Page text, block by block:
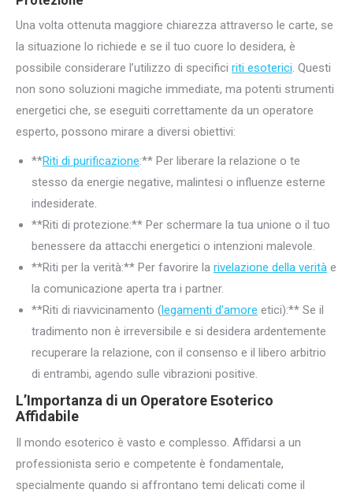
Una volta ottenuta maggiore chiarezza attraverso le carte, se
la situazione lo richiede e se il tuo cuore lo desidera, è
possibile considerare l’utilizzo di specifici riti esoterici. Questi
non sono soluzioni magiche immediate, ma potenti strumenti
energetici che, se eseguiti correttamente da un operatore
esperto, possono mirare a diversi obiettivi:
**Riti di purificazione:** Per liberare la relazione o te
stesso da energie negative, malintesi o influenze esterne
indesiderate.
**Riti di protezione:** Per schermare la tua unione o il tuo
benessere da attacchi energetici o intenzioni malevole.
**Riti per la verità:** Per favorire la rivelazione della verità e
la comunicazione aperta tra i partner.
**Riti di riavvicinamento (legamenti d’amore etici):** Se il
tradimento non è irreversibile e si desidera ardentemente
recuperare la relazione, con il consenso e il libero arbitrio
di entrambi, agendo sulle vibrazioni positive.
L’Importanza di un Operatore Esoterico
Affidabile
Il mondo esoterico è vasto e complesso. Affidarsi a un
professionista serio e competente è fondamentale,
specialmente quando si affrontano temi delicati come il